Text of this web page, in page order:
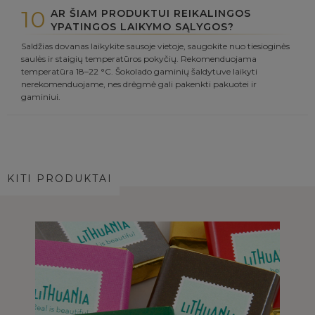
10 AR ŠIAM PRODUKTUI REIKALINGOS
YPATINGOS LAIKYMO SĄLYGOS?
Saldžias dovanas laikykite sausoje vietoje, saugokite nuo tiesioginės
saulės ir staigių temperatūros pokyčių. Rekomenduojama
temperatūra 18–22 °C. Šokolado gaminių šaldytuve laikyti
nerekomenduojame, nes drėgmė gali pakenkti pakuotei ir
gaminiui.
KITI PRODUKTAI